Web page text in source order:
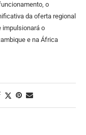
o
da oferta regional
impulsionará o
e na África